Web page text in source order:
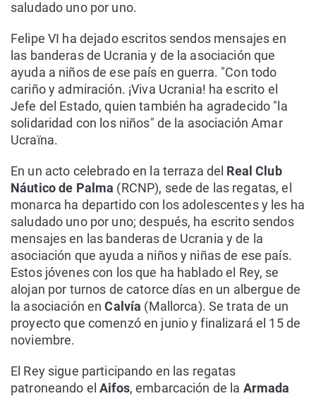
saludado uno por uno.
Felipe VI ha dejado escritos sendos mensajes en
las banderas de Ucrania y de la asociación que
ayuda a niños de ese país en guerra. "Con todo
cariño y admiración. ¡Viva Ucrania! ha escrito el
Jefe del Estado, quien también ha agradecido "la
solidaridad con los niños" de la asociación Amar
Ucraïna.
En un acto celebrado en la terraza del Real Club
Náutico de Palma (RCNP), sede de las regatas, el
monarca ha departido con los adolescentes y les ha
saludado uno por uno; después, ha escrito sendos
mensajes en las banderas de Ucrania y de la
asociación que ayuda a niños y niñas de ese país.
Estos jóvenes con los que ha hablado el Rey, se
alojan por turnos de catorce días en un albergue de
la asociación en Calvía (Mallorca). Se trata de un
proyecto que comenzó en junio y finalizará el 15 de
noviembre.
El Rey sigue participando en las regatas
patroneando elAifos, embarcación de la Armada